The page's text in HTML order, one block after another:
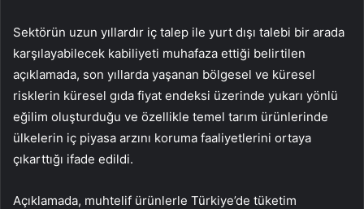
Sektörün uzun yıllardır iç talep ile yurt dışı talebi bir arada
karşılayabilecek kabiliyeti muhafaza ettiği belirtilen
açıklamada, son yıllarda yaşanan bölgesel ve küresel
risklerin küresel gıda fiyat endeksi üzerinde yukarı yönlü
eğilim oluşturduğu ve özellikle temel tarım ürünlerinde
ülkelerin iç piyasa arzını koruma faaliyetlerini ortaya
çıkarttığı ifade edildi.
Açıklamada, muhtelif ürünlerle Türkiye’de tüketim